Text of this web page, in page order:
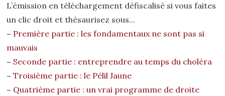
L’émission en téléchargement défiscalisé si vous faites
un clic droit et thésaurisez sous...
– Première partie : les fondamentaux ne sont pas si
mauvais
– Seconde partie : entreprendre au temps du choléra
– Troisième partie : le Pélil Jaune
– Quatrième partie : un vrai programme de droite